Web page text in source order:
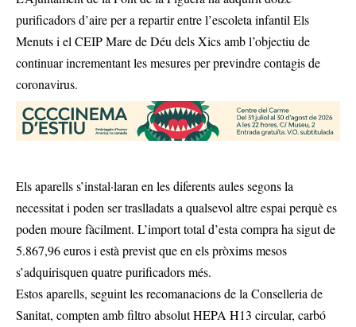
purificadors d’aire per a repartir entre l’escoleta infantil Els
Menuts i el CEIP Mare de Déu dels Xics amb l’objectiu de
continuar incrementant les mesures per previndre contagis de
coronavirus.
Els aparells s’instal·laran en les diferents aules segons la
necessitat i poden ser traslladats a qualsevol altre espai perquè es
poden moure fàcilment. L’import total d’esta compra ha sigut de
5.867,96 euros i està previst que en els pròxims mesos
s’adquirisquen quatre purificadors més.
Estos aparells, seguint les recomanacions de la Conselleria de
Sanitat, compten amb filtro absolut HEPA H13 circular, carbó